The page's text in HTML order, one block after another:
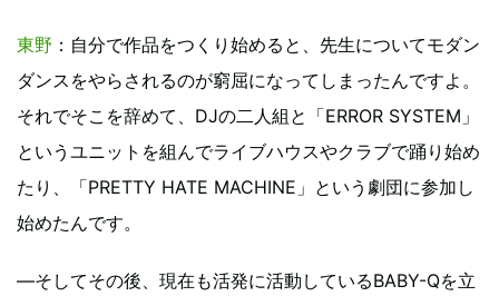
東野 ：自分で作品をつくり始めると、先生についてモダン
ダンスをやらされるのが窮屈になってしまったんですよ。
それでそこを辞めて、DJの二人組と「ERROR SYSTEM」
というユニットを組んでライブハウスやクラブで踊り始め
たり、「PRETTY HATE MACHINE」という劇団に参加し
始めたんです。
―そしてその後、現在も活発に活動しているBABY-Qを立